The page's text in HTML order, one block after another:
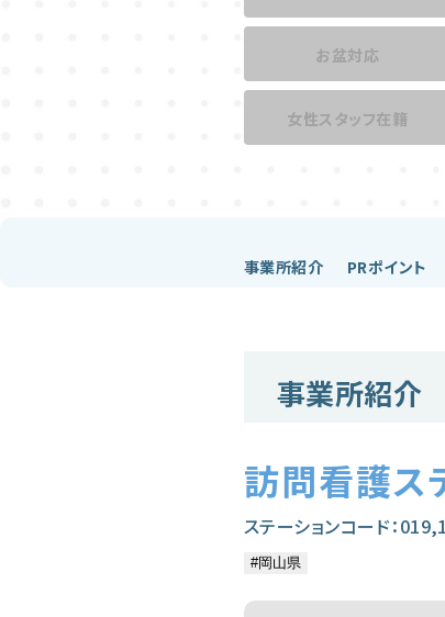
お盆対応
女性スタッフ在籍
事業所紹介 PRポイント
事業所紹介
訪問看護ス
ステーションコード：